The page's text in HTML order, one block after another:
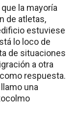
la mayoría
de atletas,
estuviese
lo loco de
de situaciones
a otra
respuesta.
una